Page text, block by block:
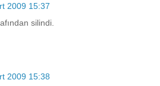
2009 15:37
silindi.
2009 15:38